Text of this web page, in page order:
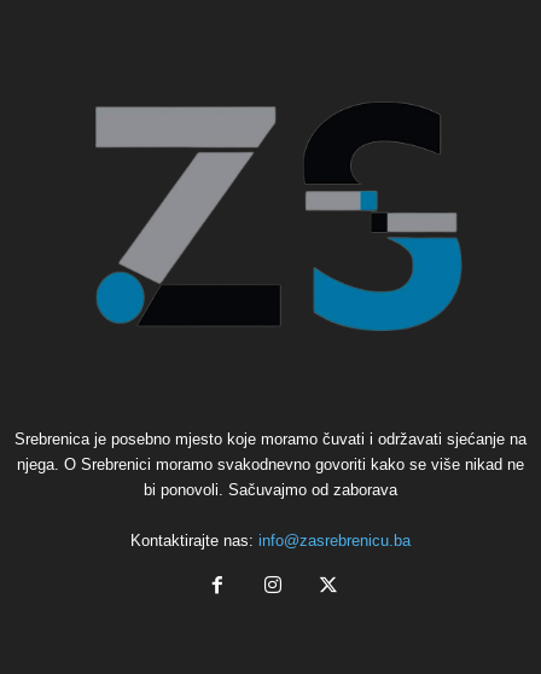
Srebrenica je posebno mjesto koje moramo čuvati i održavati sjećanje na
njega. O Srebrenici moramo svakodnevno govoriti kako se više nikad ne
bi ponovoli. Sačuvajmo od zaborava
Kontaktirajte nas: info@zasrebrenicu.ba